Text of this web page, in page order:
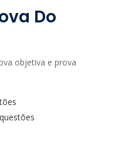
Do
objetiva e prova